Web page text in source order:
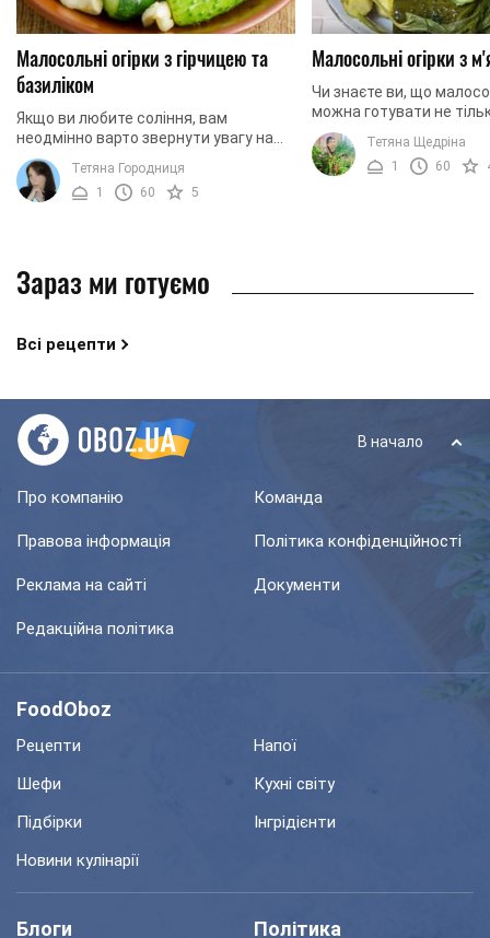
Малосольні огірки з гірчицею та
базиліком
Якщо ви любите соління, вам
неодмінно варто звернути увагу на
цей рецепт. Йдеться про рецепт
малосольних огірків з додаванням
базиліка та гірчиці. ...
Тетяна Городниця
1
60 5
Малосольні огірки з
Чи знаєте ви, що
можна готувати не
використанням
інгредієнтів: листя
смородини? Сьогодні
Тетяна Щедріна
1
60
Зараз ми готуємо
Всі рецепти
В начало
Про компанію Команда
Правова інформація Політика конфіденційності
Реклама на сайті Документи
Редакційна політика
FoodOboz
Рецепти
Напої
Шефи
Кухні світу
Підбірки
Інгрідієнти
Новини кулінарії
Блоги Політика